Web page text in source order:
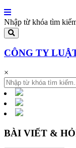
Nhập từ khóa tìm
CÔNG TY
×
BÀI VIẾT &